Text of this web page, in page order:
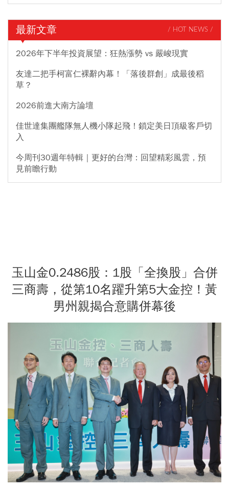
最新文章 / HOT NEWS /
2026年下半年投資展望：狂熱漲勢 vs 嚴峻現實
友達二把手柯富仁裸辭內幕！「落後群創」成最後稻
草？
2026前進大南方論壇
佳世達集團艦隊無人機小隊起飛！鎖定美日頂級客戶切
入
今周刊30週年特輯｜更好的台灣：回望精彩風雲，預
見前瞻行動
玉山金0.2486股：1股「全換股」合併
三商壽，從第10名躍升第5大金控！黃
男州親揭合意購併幕後